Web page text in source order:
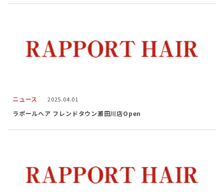
ニュース 2025.04.01
ラポールヘア フレンドタウン瀬田川店Open